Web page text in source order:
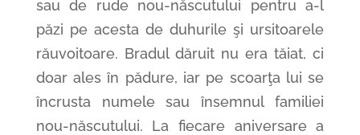
sau de rude nou-născutului pentru a-l
păzi pe acesta de duhurile şi ursitoarele
răuvoitoare. Bradul dăruit nu era tăiat, ci
doar ales în pădure, iar pe scoarţa lui se
încrusta numele sau însemnul familiei
nou-născutului. La fiecare aniversare a